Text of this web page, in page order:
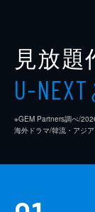
見放題
U-NEXT
※GEM Partners調べ/
海外ドラマ/韓流・アジ